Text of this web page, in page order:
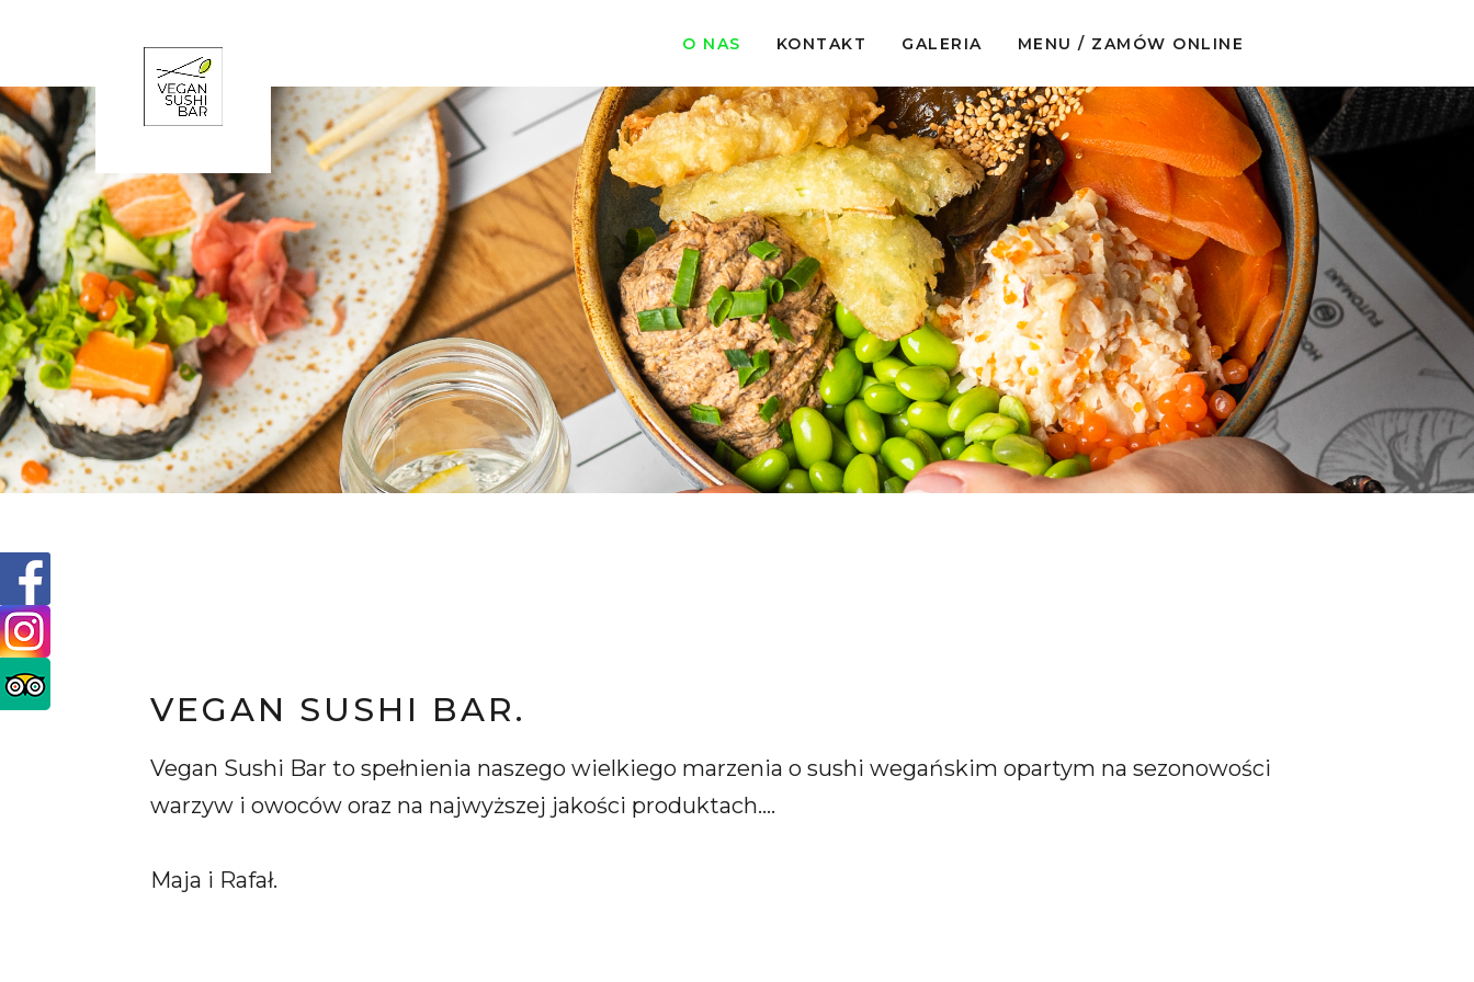
O NAS KONTAKT GALERIA MENU / ZAMÓW ONLINE
VEGAN SUSHI BAR.
Vegan Sushi Bar to spełnienia naszego wielkiego marzenia o sushi wegańskim opartym na sezonowości
warzyw i owoców oraz na najwyższej jakości produktach....
Maja i Rafał.